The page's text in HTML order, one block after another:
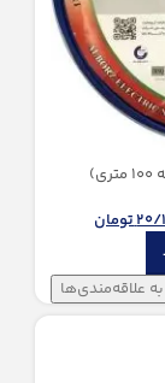
20/تومان
علاقه‌مندی‌ها